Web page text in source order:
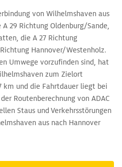
von Wilhelmshaven aus
29 Richtung Oldenburg/Sande,
die A 27 Richtung
Hannover/Westenholz.
Umwege vorzufinden sind, hat
zum Zielort
km und die Fahrtdauer liegt bei
Routenberechnung von ADAC
Staus und Verkehrsstörungen
aus nach Hannover